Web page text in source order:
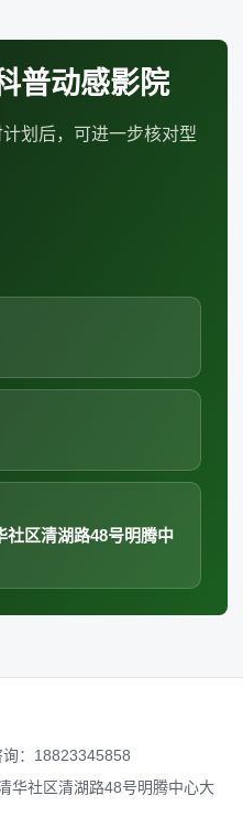
普动感影院
划后，可进一步核对型
社区清湖路48号明腾中
：18823345858
华社区清湖路48号明腾中心大